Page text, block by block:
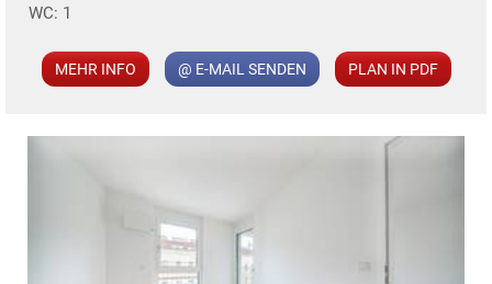
WC: 1
MEHR INFO @ E-MAIL SENDEN PLAN IN PDF